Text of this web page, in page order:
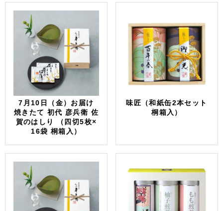
7月10日（金）お届け
焼きたて 初代 彦兵衛 佐
賀のはしり （四切5枚×
16袋 桐箱入）
味匠（和紙缶2本セット
桐箱入）